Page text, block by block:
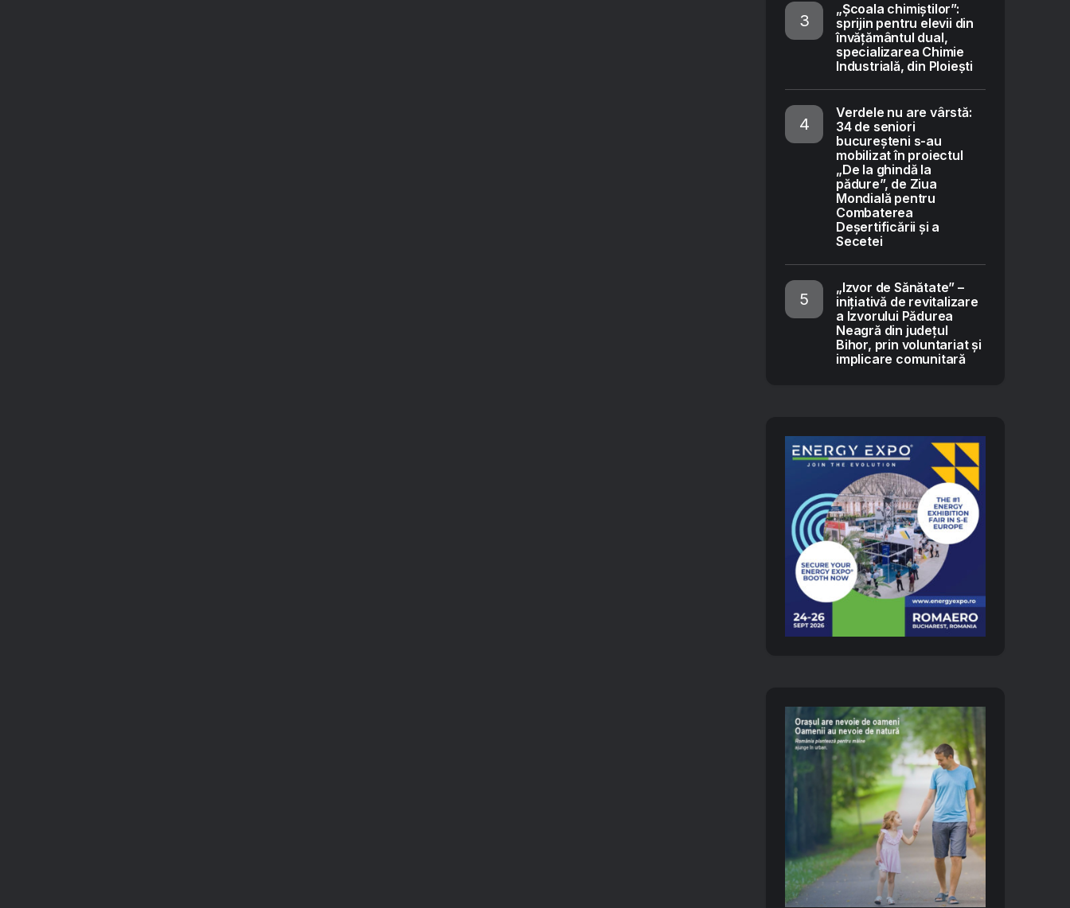
„Școala chimiștilor”:
sprijin pentru elevii din
învățământul dual,
specializarea Chimie
Industrială, din Ploiești
Verdele nu are vârstă:
34 de seniori
bucureșteni s-au
mobilizat în proiectul
„De la ghindă la
pădure”, de Ziua
Mondială pentru
Combaterea
Deșertificării și a
Secetei
„Izvor de Sănătate” –
inițiativă de revitalizare
a Izvorului Pădurea
Neagră din județul
Bihor, prin voluntariat și
implicare comunitară